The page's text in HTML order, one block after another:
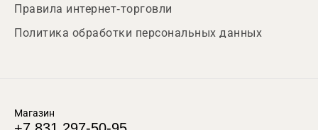
Правила интернет-торговли
Политика обработки персональных данных
Магазин